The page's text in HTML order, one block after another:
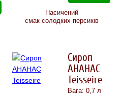
Насичений
смак солодких персиків
Сироп
АНАНАС
Teisseire
Вага: 0,7 л